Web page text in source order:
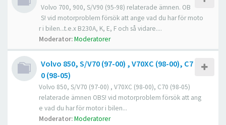
Volvo 700, 900, S/V90 (95-98) relaterade ämnen. OB
S! vid motorproblem försök att ange vad du har för moto
r i bilen...t.e.x B230A, K, E, F och så vidare....
Moderator:Moderatorer
Volvo 850, S/V70 (97-00) , V70XC (98-00), C7
0 (98-05)
Volvo 850, S/V70 (97-00) , V70XC (98-00), C70 (98-05)
relaterade ämnen OBS! vid motorproblem försök att ang
e vad du har för motor i bilen...
Moderator:Moderatorer